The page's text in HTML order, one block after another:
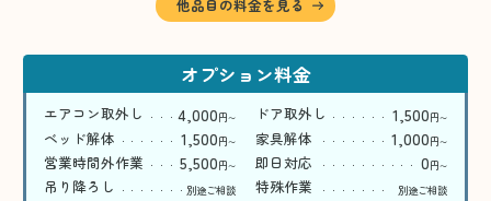
他品目の料金を見る
オプション料金
エアコン取外し 4,000円〜 ドア取外し 1,500円〜
ベッド解体 1,500円〜 家具解体 1,000円〜
営業時間外作業 5,500円〜 即日対応 0円〜
吊り降ろし 別途ご相談 特殊作業 別途ご相談